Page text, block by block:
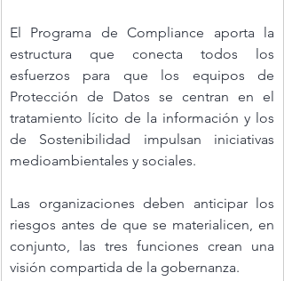
El Programa de Compliance aporta la
estructura que conecta todos los
esfuerzos para que los equipos de
Protección de Datos se centran en el
tratamiento lícito de la información y los
de Sostenibilidad impulsan iniciativas
medioambientales y sociales.
Las organizaciones deben anticipar los
riesgos antes de que se materialicen, en
conjunto, las tres funciones crean una
visión compartida de la gobernanza.